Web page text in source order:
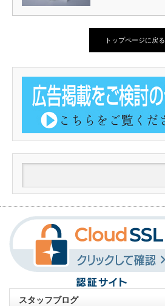
トップページに戻る
スタッフブログ